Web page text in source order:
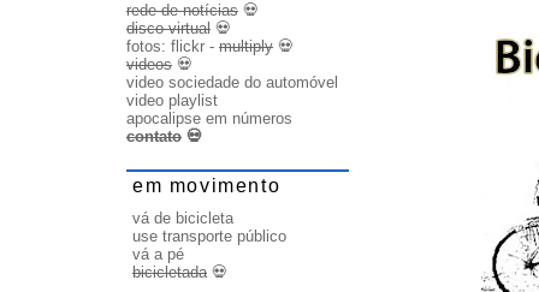
rede de notícias 💀
disco virtual 💀
fotos: flickr - multiply 💀
videos 💀
video sociedade do automóvel
video playlist
apocalipse em números
contato 💀
em movimento
vá de bicicleta
use transporte público
vá a pé
bicicletada💀